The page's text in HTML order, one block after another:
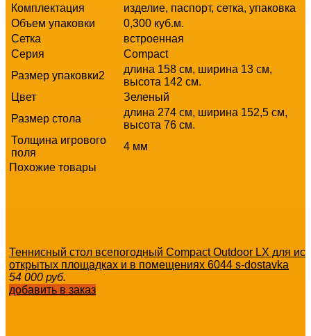
Комплектация
изделие, паспорт, сетка, упаковка
Объем упаковки
0,300 куб.м.
Сетка
встроенная
Серия
Compact
Размер упаковки2
длина 158 см, ширина 13 см,
высота 142 см.
Цвет
Зеленый
Размер стола
длина 274 см, ширина 152,5 см,
высота 76 см.
Толщина игрового
поля
4 мм
Похожие товары
Теннисный стол всепогодный Compact Outdoor LX для
открытых площадках и в помещениях 6044 s-dostavka
54 000 руб.
добавить в заказ